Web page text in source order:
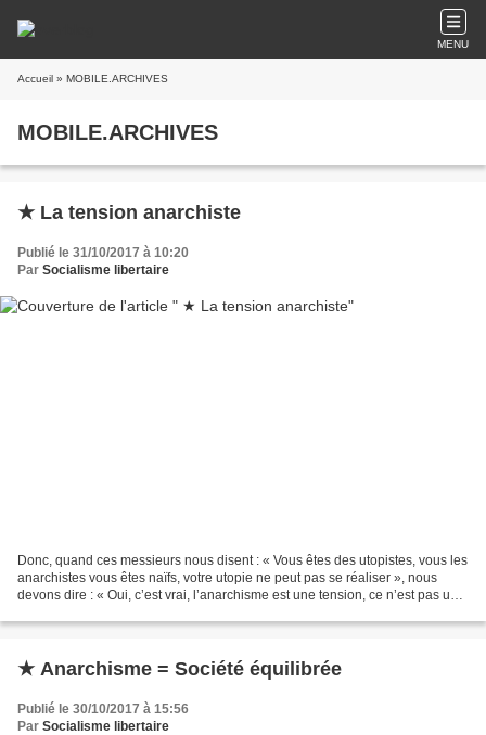
MENU
Accueil » MOBILE.ARCHIVES
MOBILE.ARCHIVES
★ La tension anarchiste
Publié le 31/10/2017 à 10:20
Par Socialisme libertaire
Donc, quand ces messieurs nous disent : « Vous êtes des utopistes, vous les
anarchistes vous êtes naïfs, votre utopie ne peut pas se réaliser », nous
devons dire : « Oui, c’est vrai, l’anarchisme est une tension, ce n’est pas une
★ Anarchisme = Société équilibrée
Publié le 30/10/2017 à 15:56
Par Socialisme libertaire